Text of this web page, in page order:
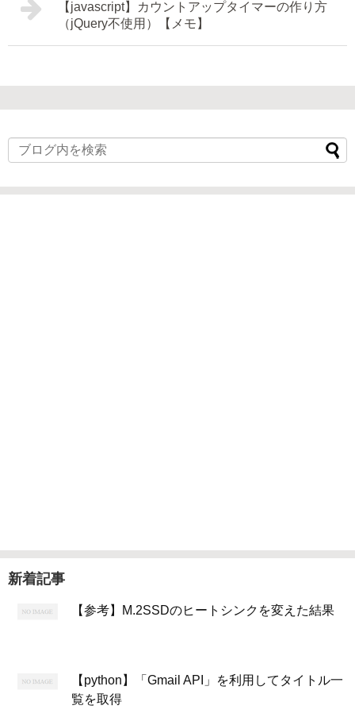
【javascript】カウントアップタイマーの作り方
（jQuery不使用）【メモ】
新着記事
【参考】M.2SSDのヒートシンクを変えた結果
【python】「Gmail API」を利用してタイトル一
覧を取得